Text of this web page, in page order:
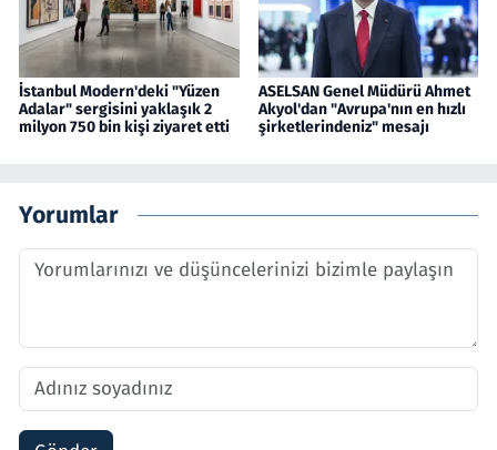
İstanbul Modern'deki "Yüzen
Adalar" sergisini yaklaşık 2
milyon 750 bin kişi ziyaret etti
ASELSAN Genel Müdürü Ahmet
Akyol'dan "Avrupa'nın en hızlı
şirketlerindeniz" mesajı
Yorumlar